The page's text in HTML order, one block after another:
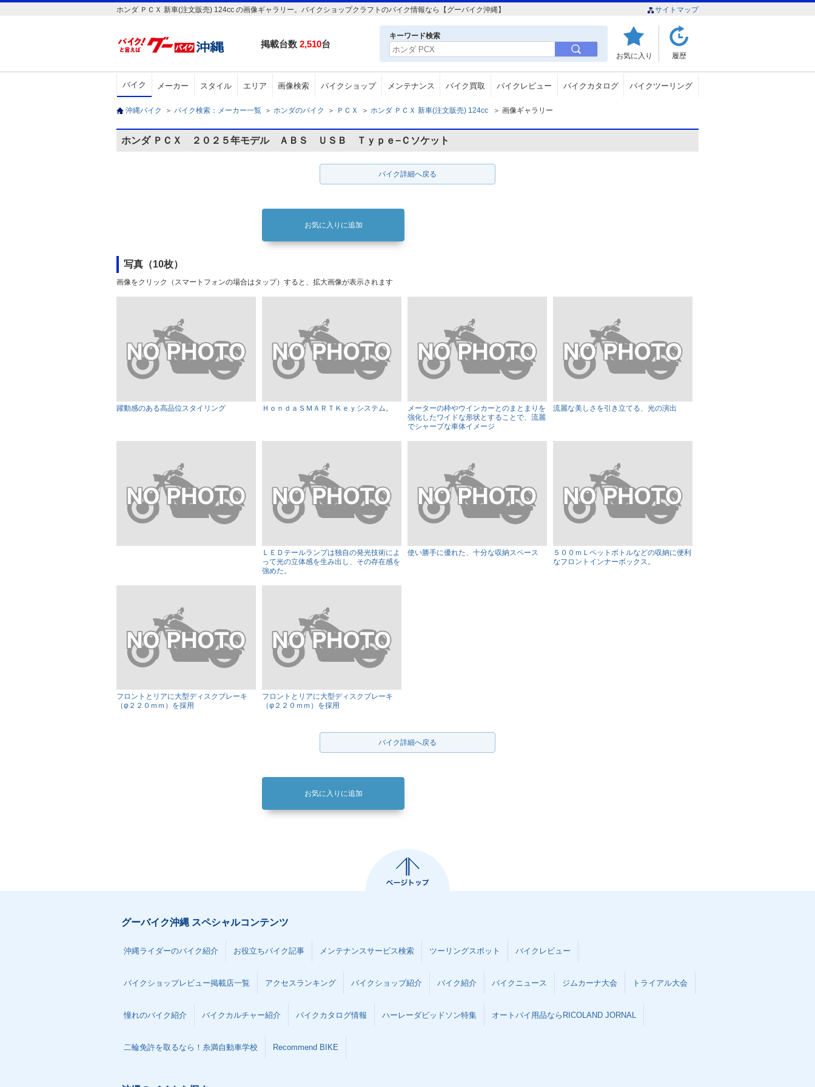
ホンダ ＰＣＸ 新車(注文販売) 124cc の画像ギャラリー。バイクショップクラフトのバイク情報なら【グーバイク沖縄】 サイトマップ
掲載台数 2,510台
キーワード検索
お気に入り 履歴
バイク メーカー スタイル エリア 画像検索 バイクショップ メンテナンス バイク買取 バイクレビュー バイクカタログ バイクツーリング
沖縄バイク ＞ バイク検索：メーカー一覧 ＞ ホンダのバイク ＞ ＰＣＸ ＞ ホンダ ＰＣＸ 新車(注文販売) 124cc ＞ 画像ギャラリー
ホンダ ＰＣＸ ２０２５年モデル ＡＢＳ ＵＳＢ Ｔｙｐｅ−Ｃソケット
バイク詳細へ戻る
お気に入りに追加
写真（10枚）
画像をクリック（スマートフォンの場合はタップ）すると、拡大画像が表示されます
躍動感のある高品位スタイリング ＨｏｎｄａＳＭＡＲＴＫｅｙシステム。
メーターの枠やウインカーとのまとまりを
強化したワイドな形状とすることで、流麗
でシャープな車体イメージ
流麗な美しさを引き立てる、光の演出
ＬＥＤテールランプは独自の発光技術によ
って光の立体感を生み出し、その存在感を
強めた。
使い勝手に優れた、十分な収納スペース
５００ｍＬペットボトルなどの収納に便利
なフロントインナーボックス。
フロントとリアに大型ディスクブレーキ
（φ２２０ｍｍ）を採用
フロントとリアに大型ディスクブレーキ
（φ２２０ｍｍ）を採用
バイク詳細へ戻る
お気に入りに追加
グーバイク沖縄 スペシャルコンテンツ
沖縄ライダーのバイク紹介 お役立ちバイク記事 メンテナンスサービス検索 ツーリングスポット バイクレビュー
バイクショップレビュー掲載店一覧 アクセスランキング バイクショップ紹介 バイク紹介 バイクニュース ジムカーナ大会 トライアル大会
憧れのバイク紹介 バイクカルチャー紹介 バイクカタログ情報 ハーレーダビッドソン特集 オートバイ用品ならRICOLAND JORNAL
二輪免許を取るなら！糸満自動車学校 Recommend BIKE